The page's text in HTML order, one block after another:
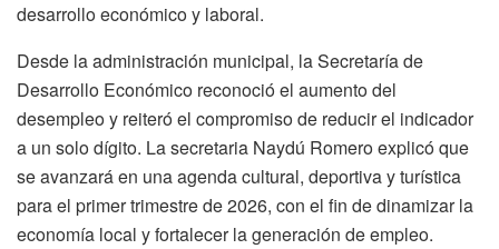
desarrollo económico y laboral.
Desde la administración municipal, la Secretaría de
Desarrollo Económico reconoció el aumento del
desempleo y reiteró el compromiso de reducir el indicador
a un solo dígito. La secretaria Naydú Romero explicó que
se avanzará en una agenda cultural, deportiva y turística
para el primer trimestre de 2026, con el fin de dinamizar la
economía local y fortalecer la generación de empleo.